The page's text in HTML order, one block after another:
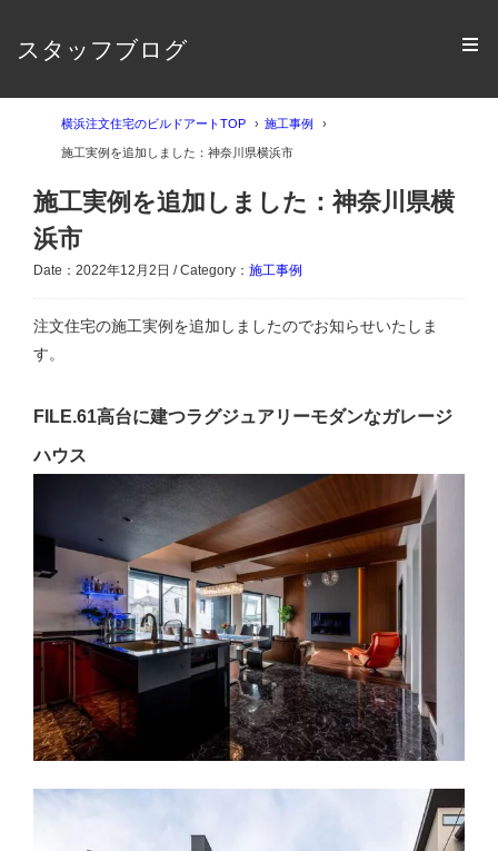
スタッフブログ
横浜注文住宅のビルドアートTOP 施工事例
施工実例を追加しました：神奈川県横浜市
施工実例を追加しました：神奈川県横
浜市
Date：2022年12月2日 / Category： 施工事例
注文住宅の施工実例を追加しましたのでお知らせいたしま
す。
FILE.61高台に建つラグジュアリーモダンなガレージ
ハウス